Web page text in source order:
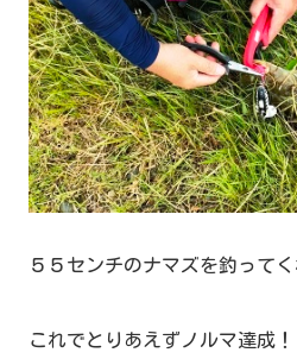
５５センチのナマズを釣っ
これでとりあえずノルマ達成！